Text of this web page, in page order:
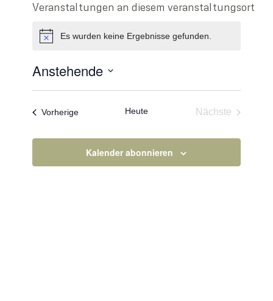
Veranstaltungen an diesem veranstaltungsort
HinweisEs wurden keine Ergebnisse gefunden.
Anstehende
VorherigeVeranstaltungen
Heute
Nächste
Kalender abonnieren